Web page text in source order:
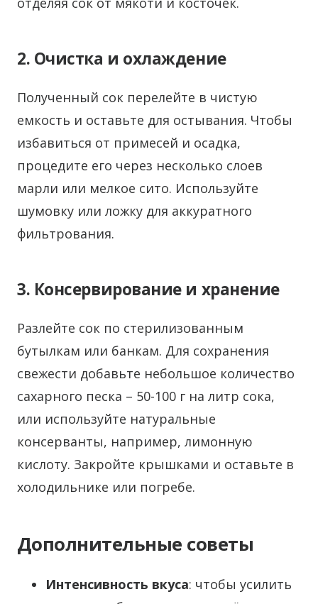
2. Очистка и охлаждение
Полученный сок перелейте в чистую
емкость и оставьте для остывания. Чтобы
избавиться от примесей и осадка,
процедите его через несколько слоев
марли или мелкое сито. Используйте
шумовку или ложку для аккуратного
фильтрования.
3. Консервирование и хранение
Разлейте сок по стерилизованным
бутылкам или банкам. Для сохранения
свежести добавьте небольшое количество
сахарного песка – 50-100 г на литр сока,
или используйте натуральные
консерванты, например, лимонную
кислоту. Закройте крышками и оставьте в
холодильнике или погребе.
Дополнительные советы
Интенсивность вкуса: чтобы усилить